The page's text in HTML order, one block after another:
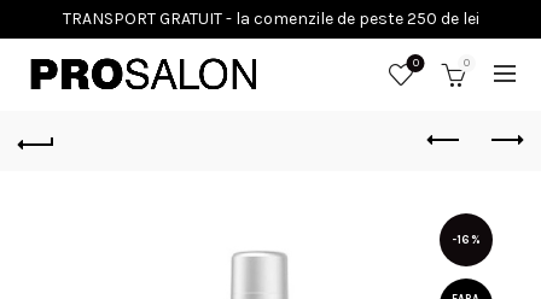
0 0
-16%